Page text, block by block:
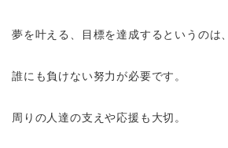
夢を叶える、目標を達成するというのは、
誰にも負けない努力が必要です。
周りの人達の支えや応援も大切。